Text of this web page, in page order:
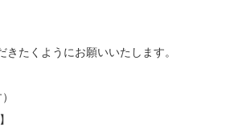
たくようにお願いいたします。